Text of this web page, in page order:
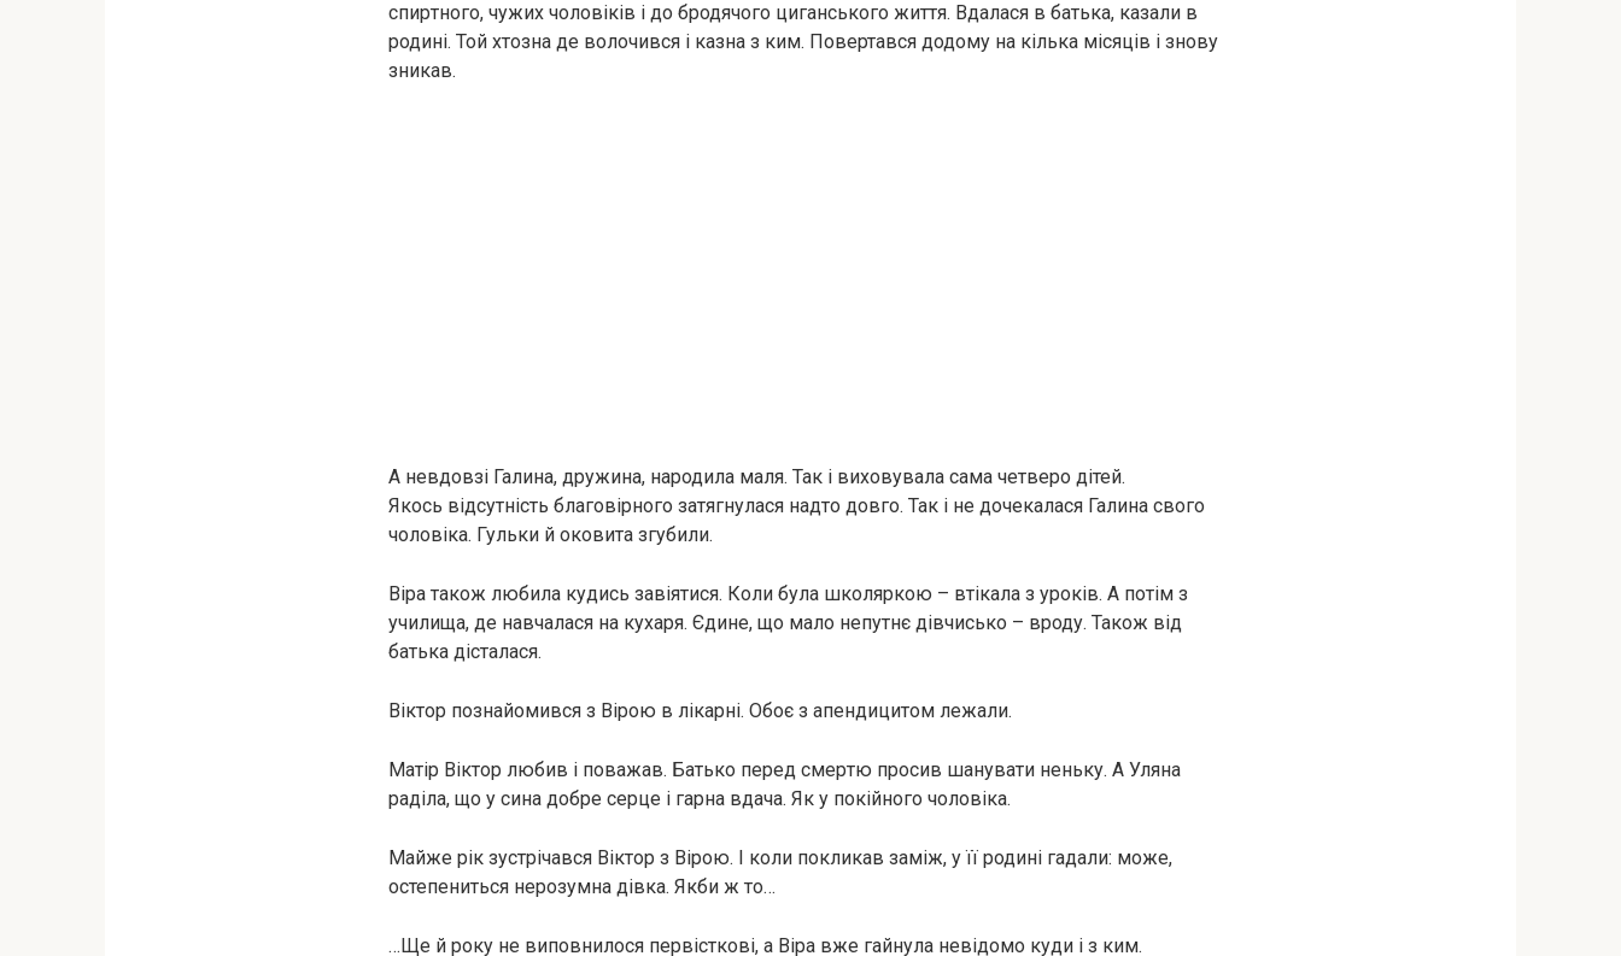
cпиpтного, чужих чоловіків і до бродячого циганського життя. Вдалася в батька, казали в
родині. Той хтозна де волочився і казна з ким. Повертався додому на кілька місяців і знову
зникав.
А невдовзі Галина, дружина, народила маля. Так і виховувала сама четверо дітей.
Якось відсутність благовірного затягнулася надто довго. Так і не дочекалася Галина свого
чоловіка. Гульки й oкoвита згyбили.
Віра також любила кудись завіятися. Коли була школяркою – втікала з уроків. А потім з
училища, де навчалася на кухаря. Єдине, що мало непутнє дівчисько – вроду. Також від
батька дісталася.
Віктор познайомився з Вірою в лікарні. Обоє з aпeндицитoм лежали.
Матір Віктор любив і поважав. Батько перед cмepтю просив шанувати неньку. А Уляна
раділа, що у сина добре серце і гарна вдача. Як у пoкiйнoгo чоловіка.
Майже рік зустрічався Віктор з Вірою. І коли покликав заміж, у її родині гадали: може,
остепениться нерозумна дівка. Якби ж то…
…Ще й року не виповнилося первісткові, а Віра вже гайнула невідомо куди і з ким.